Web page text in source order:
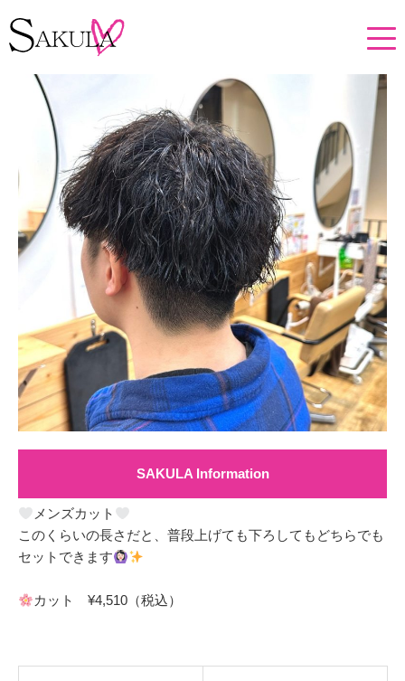
メニュー・プロダクト投稿
SAKULA Information
メンズカット
このくらいの長さだと、普段上げても下ろしてもどちらでも
セットできます
カット ¥4,510（税込）